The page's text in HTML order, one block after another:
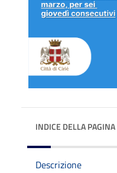
INDICE DELLA PAGINA
Descrizione